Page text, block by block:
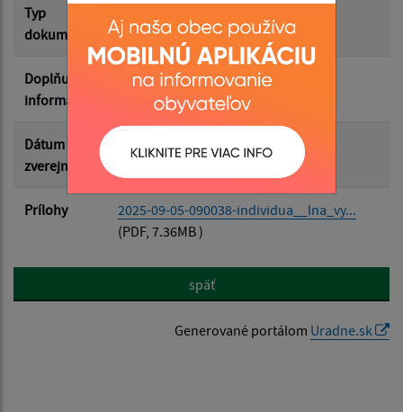
Typ
dokumentu
Doplňujúce
informácie
Dátum
zverejnenia
05.09.2025
Prílohy
2025-09-05-090038-individua__lna_vy...
(PDF, 7.36MB )
späť
Generované portálom Uradne.sk